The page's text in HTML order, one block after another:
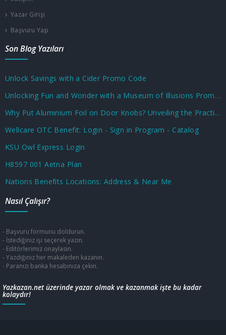
Yazar Girişi
Başvuru Yap
Son Blog Yazıları
Unlock Savings with a Cider Promo Code
Unlocking Fun and Wonder with a Museum of Illusions Promo Code
Why Put Aluminium Foil on Door Knobs? Unveiling the Practical and Unusual Uses
Wellcare OTC Benefit: Login - Sign in Program - Catalog
KSU Owl Express Login
H8597 001 Aetna Plan
Nations Benefits Locations: Address & Near Me
Nasıl Çalışır?
- Başvuru formunu doldurun.
- İstediğiniz işi seçerek yazın.
- Editörlerimiz onaylasın.
- Yazdığınız her makaleden kazanın.
- Paranızı banka hesabınıza çekin.
Yazkazan.net üzerinde yazar olmak ve kazanmak işte bu kadar
kolaydır!